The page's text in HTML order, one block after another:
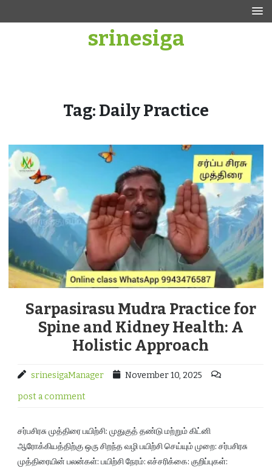
srinesiga
Tag: Daily Practice
Sarpasirasu Mudra Practice for
Spine and Kidney Health: A
Holistic Approach
srinesigaManager November 10, 2025
post a comment
சர்பசிரசு முத்திரை பயிற்சி: முதுகுத் தண்டு மற்றும் கிட்னி
ஆரோக்கியத்திற்கு ஒரு சிறந்த வழி பயிற்சி செய்யும் முறை: சர்பசிரசு
முத்திரையின் பலன்கள்: பயிற்சி நேரம்: எச்சரிக்கை: குறிப்புகள்: